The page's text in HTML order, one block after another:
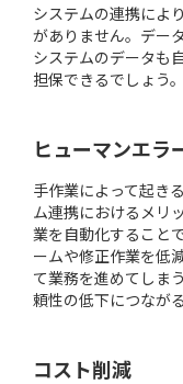
システムの連携によ
がありません。デー
システムのデータも
担保できるでしょう。
ヒューマンエラ
手作業によって起き
ム連携におけるメリ
業を自動化すること
ームや修正作業を低
て業務を進めてしま
頼性の低下につなが
コスト削減